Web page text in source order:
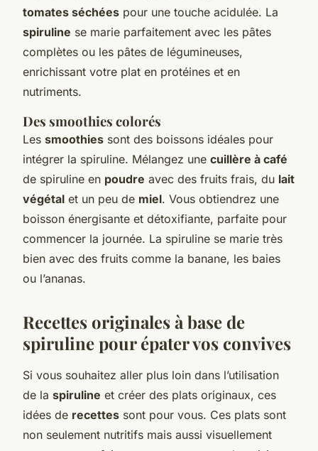
tomates séchées pour une touche acidulée. La
spiruline se marie parfaitement avec les pâtes
complètes ou les pâtes de légumineuses,
enrichissant votre plat en protéines et en
nutriments.
Des smoothies colorés
Les smoothies sont des boissons idéales pour
intégrer la spiruline. Mélangez une cuillère à café
de spiruline en poudre avec des fruits frais, du lait
végétal et un peu de miel. Vous obtiendrez une
boisson énergisante et détoxifiante, parfaite pour
commencer la journée. La spiruline se marie très
bien avec des fruits comme la banane, les baies
ou l’ananas.
Recettes originales à base de
spiruline pour épater vos convives
Si vous souhaitez aller plus loin dans l’utilisation
de la spiruline et créer des plats originaux, ces
idées de recettes sont pour vous. Ces plats sont
non seulement nutritifs mais aussi visuellement